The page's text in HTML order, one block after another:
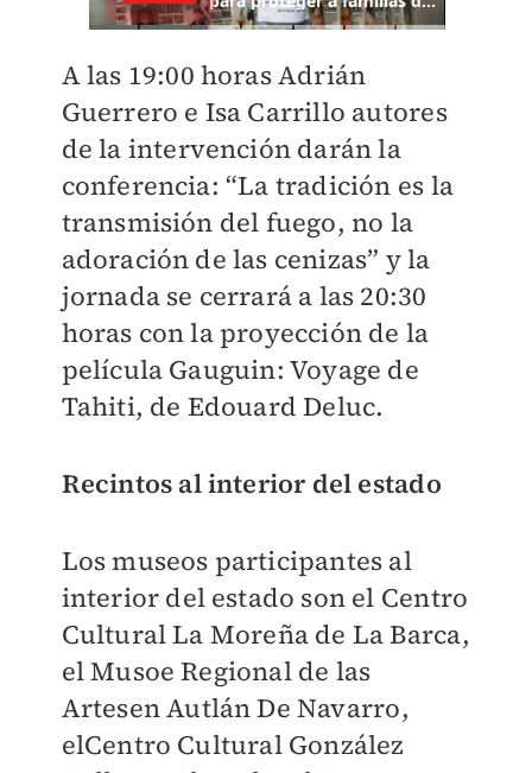
A las 19:00 horas Adrián
Guerrero e Isa Carrillo autores
de la intervención darán la
conferencia: “La tradición es la
transmisión del fuego, no la
adoración de las cenizas” y la
jornada se cerrará a las 20:30
horas con la proyección de la
película Gauguin: Voyage de
Tahiti, de Edouard Deluc.
Recintos al interior del estado
Los museos participantes al
interior del estado son el Centro
Cultural La Moreña de La Barca,
el Musoe Regional de las
Artesen Autlán De Navarro,
elCentro Cultural González